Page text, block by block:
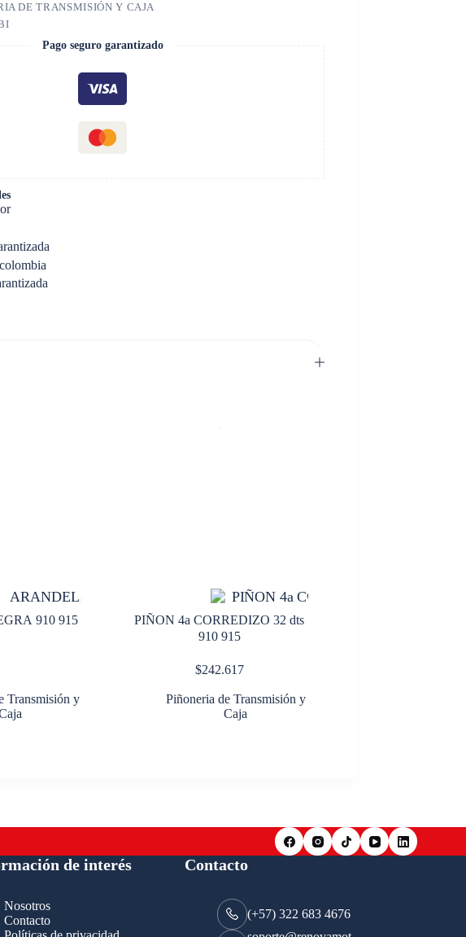
DE TRANSMISIÓN Y CAJA
Pago seguro garantizado
910 915
Transmisión y
PIÑON 4a CORREDIZO 32 dts
910 915
$242.617
Piñoneria de Transmisión y
Caja
de interés
Nosotros
Contacto
Contacto
(+57) 322 683 4676